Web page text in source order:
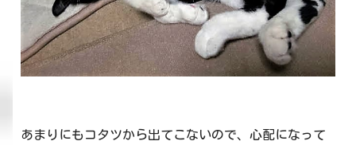
あまりにもコタツから出てこないので、心配になって